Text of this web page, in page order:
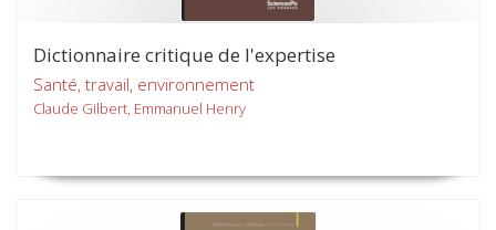
Dictionnaire critique de l'expertise
Santé, travail, environnement
Claude Gilbert, Emmanuel Henry